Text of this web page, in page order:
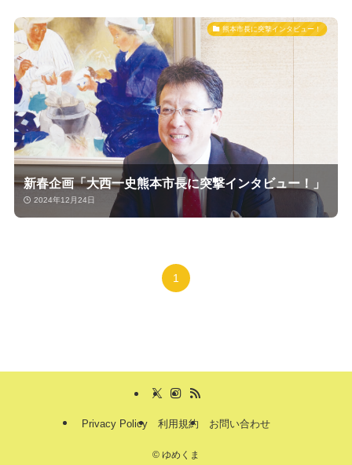
熊本市長に突撃インタビュー！
新春企画「大西一史熊本市長に突撃インタビュー！」
2024年12月24日
1
Privacy Policy 利用規約 お問い合わせ
© ゆめくま